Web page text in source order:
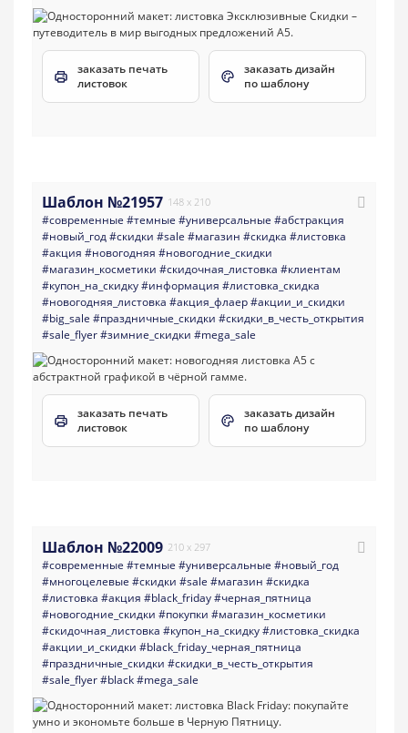
заказать печать
листовок
заказать дизайн
по шаблону
Шаблон №21957 148 x 210
#современные #темные #универсальные #абстракция
#новый_год#скидки #sale #магазин #скидка #листовка
#акция #новогодняя #новогодние_скидки
#магазин_косметики #скидочная_листовка #клиентам
#купон_на_скидку#информация #листовка_скидка
#новогодняя_листовка #акция_флаер#акции_и_скидки
#big_sale #праздничные_скидки #скидки_в_честь_открытия
#sale_flyer#зимние_скидки #mega_sale
заказать печать
листовок
заказать дизайн
по шаблону
Шаблон №22009 210 x 297
#современные #темные #универсальные #новый_год
#многоцелевые #скидки #sale #магазин #скидка
#листовка #акция #black_friday#черная_пятница
#новогодние_скидки #покупки #магазин_косметики
#скидочная_листовка #купон_на_скидку#листовка_скидка
#акции_и_скидки #black_friday_черная_пятница
#праздничные_скидки #скидки_в_честь_открытия
#sale_flyer#black#mega_sale